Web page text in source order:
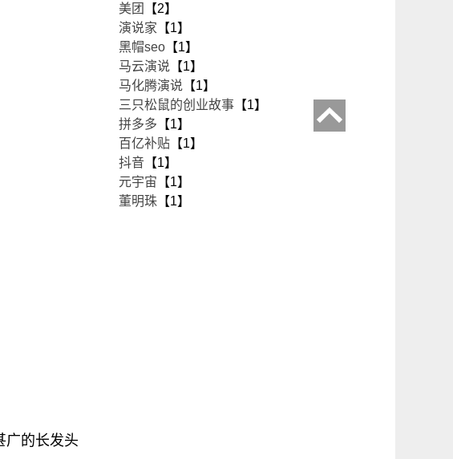
的长发头
美团
【2】
演说家 【1】
黑帽seo 【1】
马云演说 【1】
马化腾演说 【1】
三只松鼠的创业故事 【1】
拼多多 【1】
百亿补贴 【1】
抖音 【1】
元宇宙 【1】
董明珠 【1】